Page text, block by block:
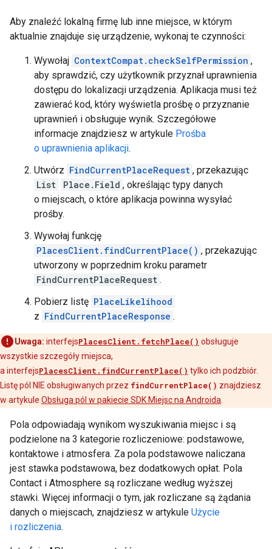
Aby znaleźć lokalną firmę lub inne miejsce, w którym
aktualnie znajduje się urządzenie, wykonaj te czynności:
Wywołaj ContextCompat.checkSelfPermission ,
aby sprawdzić, czy użytkownik przyznał uprawnienia
dostępu do lokalizacji urządzenia. Aplikacja musi też
zawierać kod, który wyświetla prośbę o przyznanie
uprawnień i obsługuje wynik. Szczegółowe
informacje znajdziesz w artykule Prośba
o uprawnienia aplikacji.
Utwórz FindCurrentPlaceRequest , przekazując
List
Place.Field , określając typy danych
o miejscach, o które aplikacja powinna wysyłać
prośby.
Wywołaj funkcję
PlacesClient.findCurrentPlace() , przekazując
utworzony w poprzednim kroku parametr
FindCurrentPlaceRequest .
Pobierz listę PlaceLikelihood
z FindCurrentPlaceResponse .
Uwaga: interfejsPlacesClient.fetchPlace() obsługuje
wszystkie szczegóły miejsca,
a interfejsPlacesClient.findCurrentPlace() tylko ich podzbiór.
Listę pól NIE obsługiwanych przez findCurrentPlace() znajdziesz
w artykule Obsługa pól w pakiecie SDK Miejsc na Androida
Pola odpowiadają wynikom wyszukiwania miejsc i są
podzielone na 3 kategorie rozliczeniowe: podstawowe,
kontaktowe i atmosfera. Za pola podstawowe naliczana
jest stawka podstawowa, bez dodatkowych opłat. Pola
Contact i Atmosphere są rozliczane według wyższej
stawki. Więcej informacji o tym, jak rozliczane są żądania
danych o miejscach, znajdziesz w artykule Użycie
i rozliczenia.